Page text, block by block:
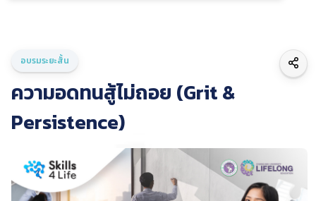
อบรมระยะสั้น
ความอดทนสู้ไม่ถอย (Grit &
Persistence)